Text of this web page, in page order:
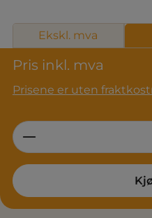
Pris inkl. mva
Prisene er uten
Ekskl. mva
Product